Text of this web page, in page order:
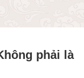
phải là